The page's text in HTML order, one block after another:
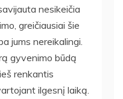
nesikeičia
greičiausiai šie
jums nereikalingi.
gyvenimo būdą
renkantis
ilgesnį laiką.